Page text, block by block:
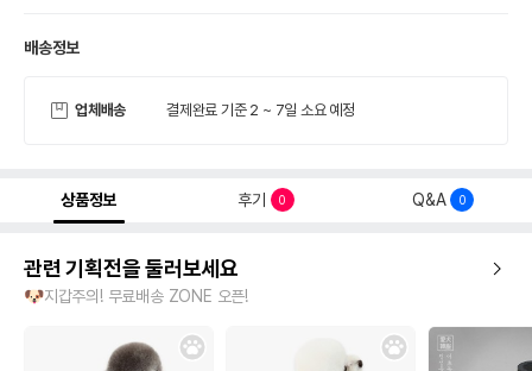
배송정보
업체배송 결제완료 기준 2 ~ 7일 소요 예정
상품정보 후기 0 Q&A 0
관련 기획전을 둘러보세요
🐶지갑주의! 무료배송 ZONE 오픈!